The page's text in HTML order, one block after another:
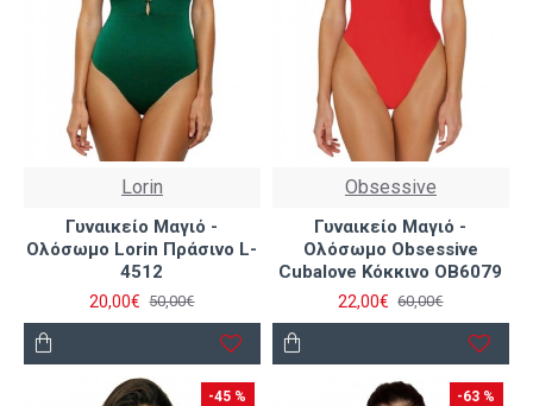
Lorin
Γυναικείο Μαγιό -
Ολόσωμο Lorin Πράσινο L-
4512
20,00€ 50,00€
Obsessive
Γυναικείο Μαγιό -
Ολόσωμο Obsessive
Cubalove Κόκκινο OB6079
22,00€ 60,00€
-45 % -63 %